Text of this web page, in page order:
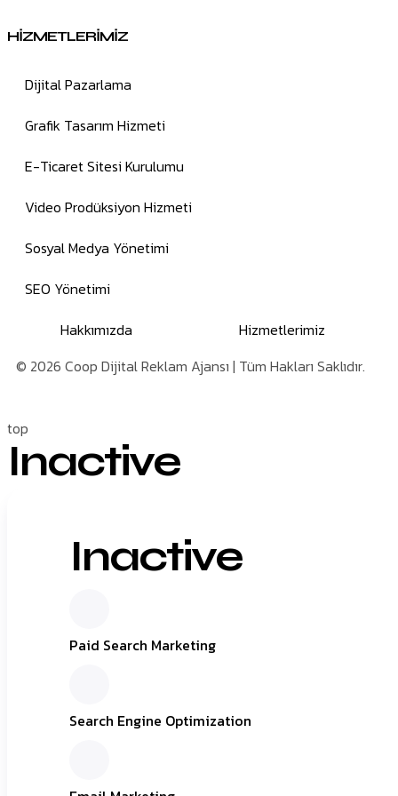
HİZMETLERİMİZ
Dijital Pazarlama
Grafik Tasarım Hizmeti
E-Ticaret Sitesi Kurulumu
Video Prodüksiyon Hizmeti
Sosyal Medya Yönetimi
SEO Yönetimi
Hakkımızda
Hizmetlerimiz
© 2026 Coop Dijital Reklam Ajansı | Tüm Hakları Saklıdır.
top
Inactive
Inactive
Paid Search Marketing
Search Engine Optimization